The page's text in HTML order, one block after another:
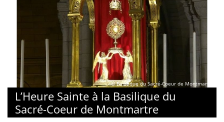
© Basilique du Sacré-Coeur de Montmartre
L’Heure Sainte à la Basilique du
Sacré-Coeur de Montmartre